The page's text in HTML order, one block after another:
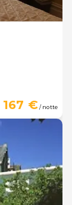
167 €/ notte